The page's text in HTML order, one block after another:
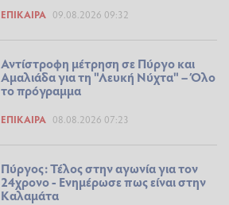
ΕΠΊΚΑΙΡΑ 09.08.2026 09:32
Αντίστροφη μέτρηση σε Πύργο και
Αμαλιάδα για τη "Λευκή Νύχτα" – Όλο
το πρόγραμμα
ΕΠΊΚΑΙΡΑ 08.08.2026 07:23
Πύργος: Τέλος στην αγωνία για τον
24χρονο - Ενημέρωσε πως είναι στην
Καλαμάτα